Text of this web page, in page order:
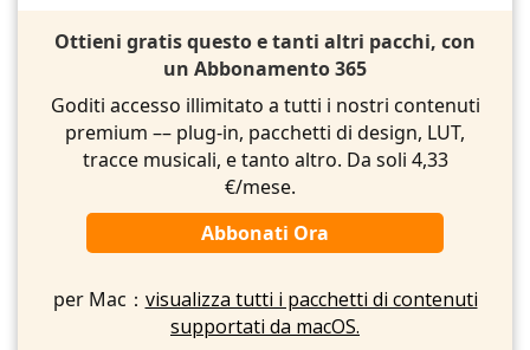
Ottieni gratis questo e tanti altri pacchi, con
un Abbonamento 365
Goditi accesso illimitato a tutti i nostri contenuti
premium –– plug-in, pacchetti di design, LUT,
tracce musicali, e tanto altro. Da soli 4,33
€/mese.
Abbonati Ora
per Mac： visualizza tutti i pacchetti di contenuti
supportati da macOS.